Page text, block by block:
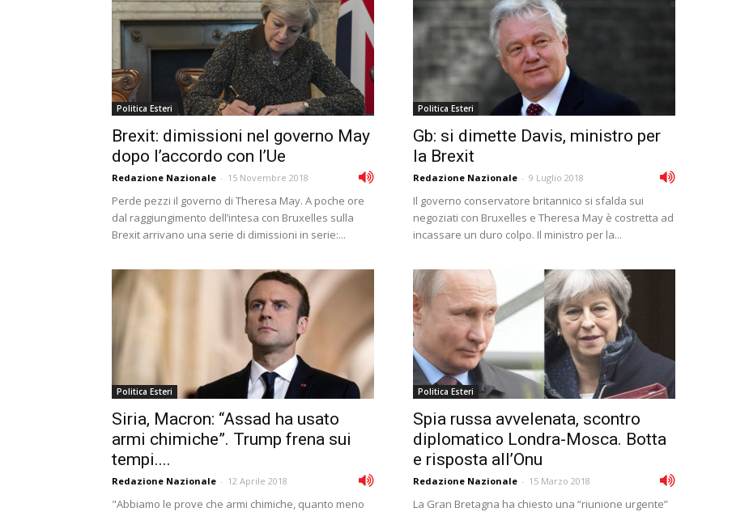
Politica Esteri
Brexit: dimissioni nel governo May
dopo l’accordo con l’Ue
Redazione Nazionale - 15 Novembre 2018
Perde pezzi il governo di Theresa May. A poche ore
dal raggiungimento dell’intesa con Bruxelles sulla
Brexit arrivano una serie di dimissioni in serie:...
Politica Esteri
Gb: si dimette Davis, ministro per
la Brexit
Redazione Nazionale - 9 Luglio 2018
Il governo conservatore britannico si sfalda sui
negoziati con Bruxelles e Theresa May è costretta ad
incassare un duro colpo. Il ministro per la...
Politica Esteri
Siria, Macron: “Assad ha usato
armi chimiche”. Trump frena sui
tempi....
Redazione Nazionale - 12 Aprile 2018
"Abbiamo le prove che armi chimiche, quanto meno
Politica Esteri
Spia russa avvelenata, scontro
diplomatico Londra-Mosca. Botta
e risposta all’Onu
Redazione Nazionale - 15 Marzo 2018
La Gran Bretagna ha chiesto una “riunione urgente”